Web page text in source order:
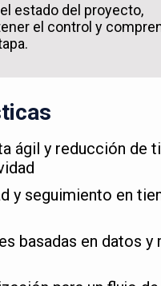
estado del proyecto,
el control y
ágil y reducción de
y seguimiento en
basadas en datos y